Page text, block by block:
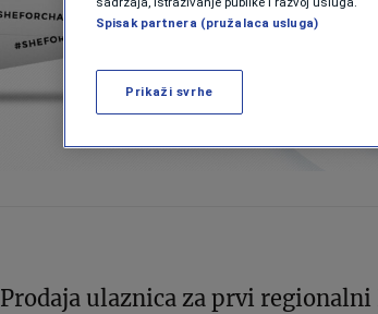
Prodaja ulaznica za prvi regionalni
Spisak partnera (pružalaca usluga)
Prikaži svrhe